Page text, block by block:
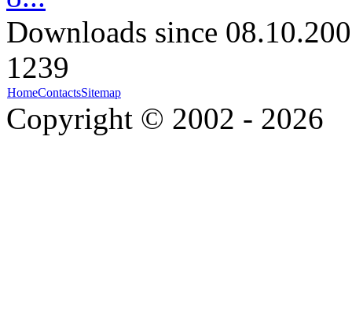
Downloads since
1239
HomeContactsSitemap
Copyright © 2002 - 2026